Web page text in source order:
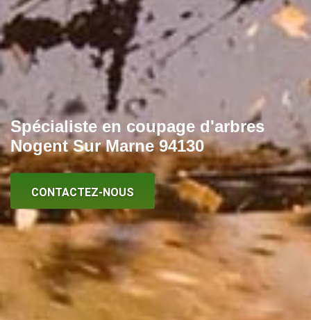
Spécialiste en coupage d'arbres
Nogent Sur Marne 94130
CONTACTEZ-NOUS